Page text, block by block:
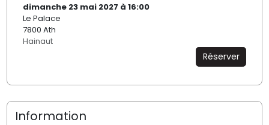
dimanche 23 mai 2027 à 16:00
Le Palace
7800 Ath
Hainaut
Réserver
Information